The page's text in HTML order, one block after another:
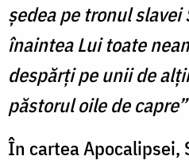
ședea pe tronul slavei
înaintea Lui toate
despărți pe unii de
păstorul oile de capre”
În cartea Apocalipsei,